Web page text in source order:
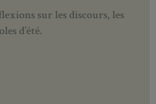
sur les discours, les
d’été.